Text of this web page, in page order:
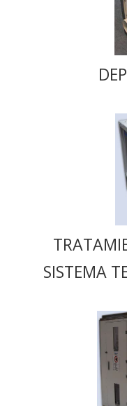
SISTEMA